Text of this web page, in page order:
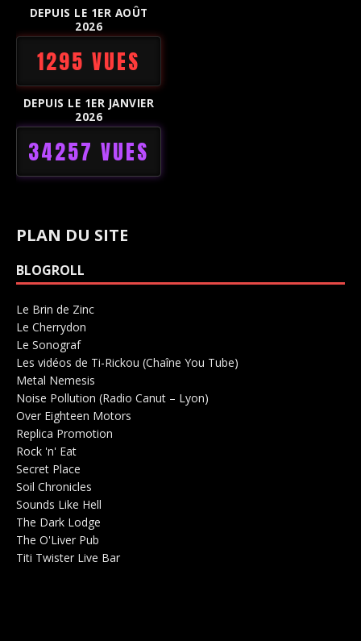
DEPUIS LE 1ER AOÛT
2026
1295 VUES
DEPUIS LE 1ER JANVIER
2026
34257 VUES
PLAN DU SITE
BLOGROLL
Le Brin de Zinc
Le Cherrydon
Le SonografSalle de concerts 0
Les vidéos de Ti-Rickou (Chaîne You Tube)
Metal Nemesis
Noise Pollution (Radio Canut – Lyon)
Over Eighteen Motors
Replica Promotion
Rock 'n' Eat
Secret Place
Soil Chronicles
Sounds Like Hell
The Dark Lodge
The O'Liver Pub
Titi Twister Live Bar